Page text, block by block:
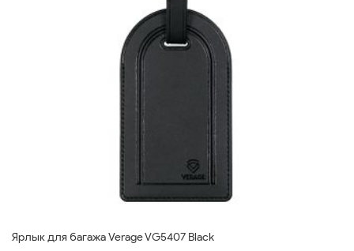
Ярлык для багажа Verage VG5407 Black